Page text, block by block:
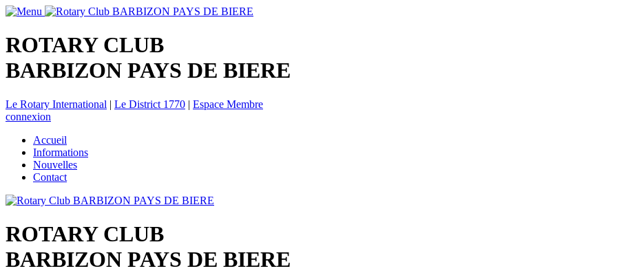
ROTARY CLUB
BARBIZON PAYS DE BIERE
Le Rotary International | Le District 1770 | Espace Membre
connexion
Accueil
Informations
Nouvelles
Contact
ROTARY CLUB
BARBIZON PAYS DE BIERE